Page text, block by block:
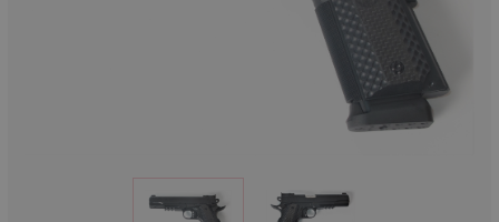
NOS CATÉGORIES PRINCIPALES